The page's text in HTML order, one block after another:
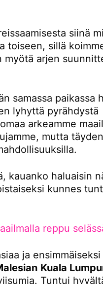
siinä
toiseen, sillä
myötä arjen
samassa paikassa
lyhyttä pyrähdystä
arkeamme
mutta
kauanko haluaisin
kunnes
reppu
ja ensimmäiseksi
Kuala
Tuntui